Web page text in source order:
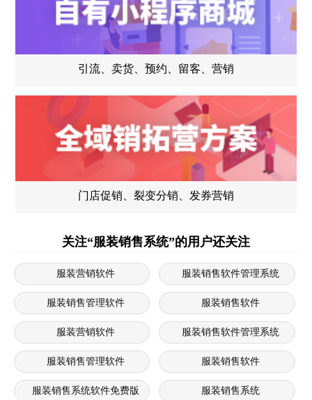
引流、卖货、预约、留客、营销
门店促销、裂变分销、发券营销
关注“服装销售系统”的用户还关注
服装营销软件 服装销售软件管理系统
服装销售管理软件 服装销售软件
服装营销软件 服装销售软件管理系统
服装销售管理软件 服装销售软件
服装销售系统软件免费版 服装销售系统